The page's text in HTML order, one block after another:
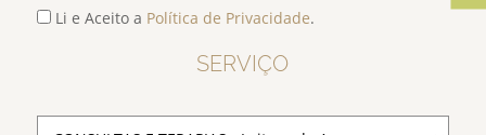
Li e Aceito a Política de Privacidade.
SERVIÇO